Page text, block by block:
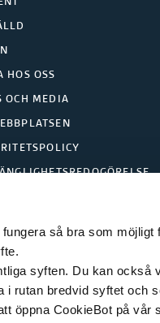
så bra som möjligt
syften. Du kan också
i rutan bredvid syftet och
öppna CookieBot på vår
HOS OSS
OCH MEDIA